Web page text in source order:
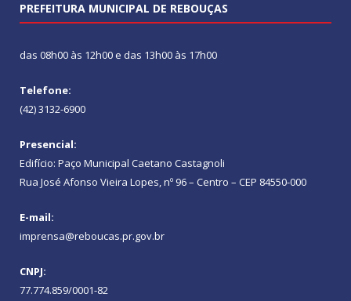
PREFEITURA MUNICIPAL DE REBOUÇAS
das 08h00 às 12h00 e das 13h00 às 17h00
Telefone:
(42) 3132-6900
Presencial:
Edifício: Paço Municipal Caetano Castagnoli
Rua José Afonso Vieira Lopes, nº 96 – Centro – CEP 84550-000
E-mail:
imprensa@reboucas.pr.gov.br
CNPJ:
77.774.859/0001-82